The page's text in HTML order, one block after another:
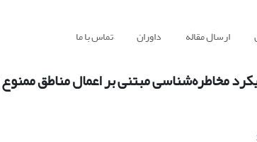
ارسال مقاله داوران تماس با ما
مخاطره‌شناسی مبتنی بر اعمال مناطق